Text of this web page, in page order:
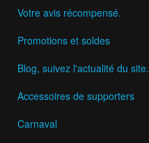
Votre avis récompensé.
Promotions et soldes
Blog, suivez l'actualité du site.
Accessoires de supporters
Carnaval